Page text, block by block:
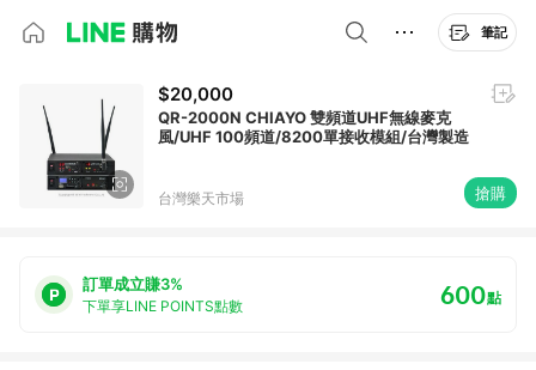
筆記
$20,000
QR-2000N CHIAYO 雙頻道UHF無線麥克
風/UHF 100頻道/8200單接收模組/台灣製造
台灣樂天市場 搶購
訂單成立賺3%
下單享LINE POINTS點數 600點